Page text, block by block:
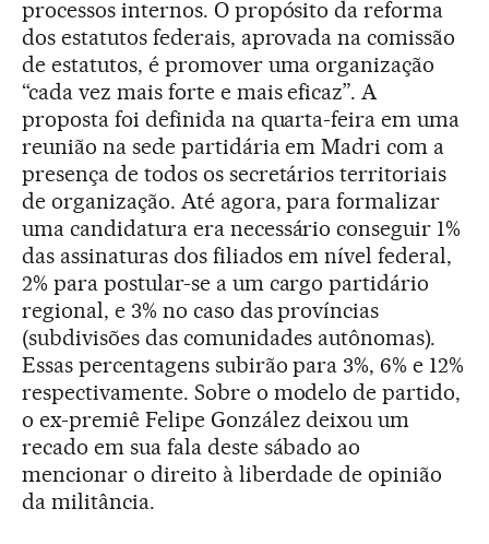
processos internos. O propósito da reforma
dos estatutos federais, aprovada na comissão
de estatutos, é promover uma organização
“cada vez mais forte e mais eficaz”. A
proposta foi definida na quarta-feira em uma
reunião na sede partidária em Madri com a
presença de todos os secretários territoriais
de organização. Até agora, para formalizar
uma candidatura era necessário conseguir 1%
das assinaturas dos filiados em nível federal,
2% para postular-se a um cargo partidário
regional, e 3% no caso das províncias
(subdivisões das comunidades autônomas).
Essas percentagens subirão para 3%, 6% e 12%
respectivamente. Sobre o modelo de partido,
o ex-premiê Felipe González deixou um
recado em sua fala deste sábado ao
mencionar o direito à liberdade de opinião
da militância.